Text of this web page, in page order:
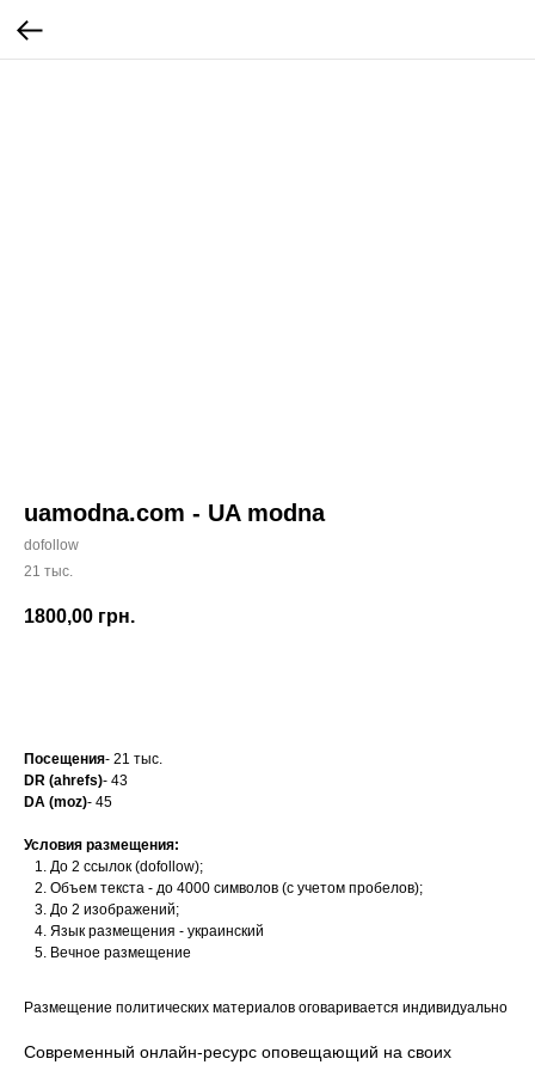
uamodna.com - UA modna
dofollow
21 тыс.
1800,00 грн.
Посещения- 21 тыс.
DR (ahrefs)- 43
DA (moz)- 45
Условия размещения:
До 2 ссылок (dofollow);
Объем текста - до 4000 символов (с учетом пробелов);
До 2 изображений;
Язык размещения - украинский
Вечное размещение
Размещение политических материалов оговаривается индивидуально
Современный онлайн-ресурс оповещающий на своих